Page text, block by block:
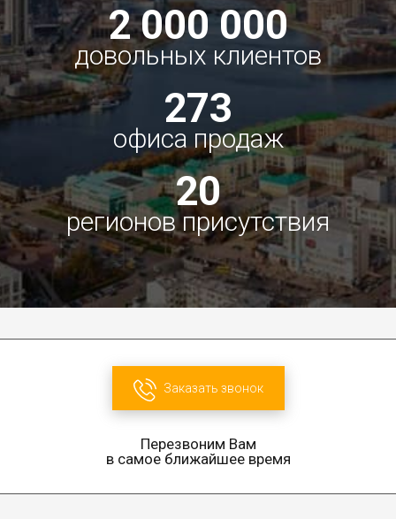
2 000 000
довольных клиентов
273
офиса продаж
20
регионов присутствия
Заказать звонок
Перезвоним Вам
в самое ближайшее время